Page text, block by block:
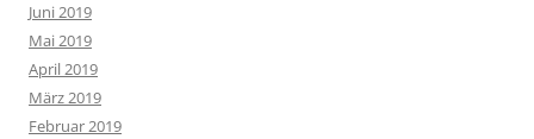
Juni 2019
Mai 2019
April 2019
März 2019
Februar 2019